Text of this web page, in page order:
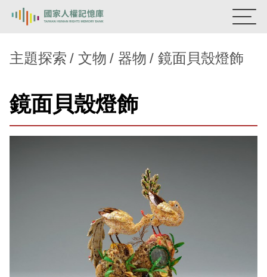
新生訓導處
蛋殼畫 送物單
主題探索
主題探索 文物 器物 鏡面貝殼燈飾
鏡面貝殼燈飾